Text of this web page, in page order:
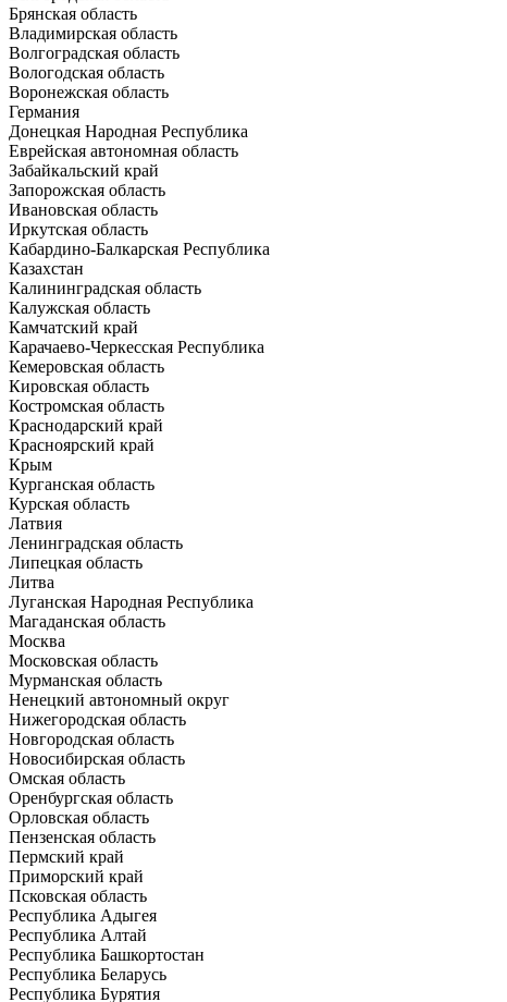
Брянская область
Владимирская область
Волгоградская область
Вологодская область
Воронежская область
Германия
Донецкая Народная Республика
Еврейская автономная область
Забайкальский край
Запорожская область
Ивановская область
Иркутская область
Кабардино-Балкарская Республика
Казахстан
Калининградская область
Калужская область
Камчатский край
Карачаево-Черкесская Республика
Кемеровская область
Кировская область
Костромская область
Краснодарский край
Красноярский край
Крым
Курганская область
Курская область
Латвия
Ленинградская область
Липецкая область
Литва
Луганская Народная Республика
Магаданская область
Москва
Московская область
Мурманская область
Ненецкий автономный округ
Нижегородская область
Новгородская область
Новосибирская область
Омская область
Оренбургская область
Орловская область
Пензенская область
Пермский край
Приморский край
Псковская область
Республика Адыгея
Республика Алтай
Республика Башкортостан
Республика Беларусь
Республика Бурятия